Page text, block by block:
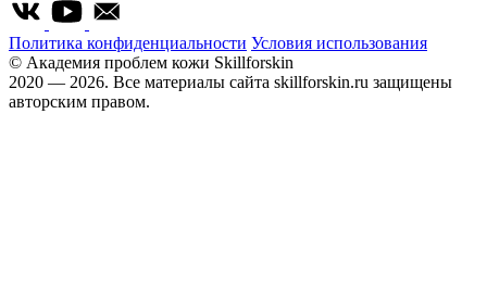
Политика конфиденциальности Условия использования
© Академия проблем кожи Skillforskin
2020 — 2026. Все материалы сайта skillforskin.ru защищены
авторским правом.